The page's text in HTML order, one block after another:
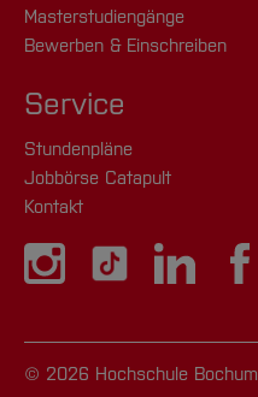
Masterstudiengänge
Bewerben & Einschreiben
Service
Stundenpläne
Jobbörse Catapult
Kontakt
© 2026 Hochschule Bochum